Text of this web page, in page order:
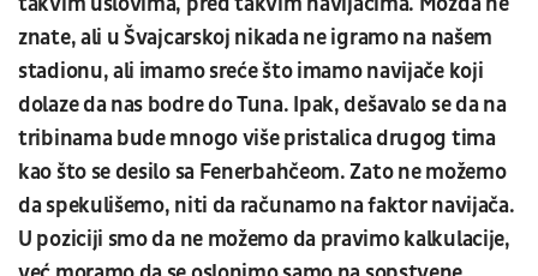
znate, ali u Švajcarskoj nikada ne igramo na našem
stadionu, ali imamo sreće što imamo navijače koji
dolaze da nas bodre do Tuna. Ipak, dešavalo se da na
tribinama bude mnogo više pristalica drugog tima
kao što se desilo sa Fenerbahčeom. Zato ne možemo
da spekulišemo, niti da računamo na faktor navijača.
U poziciji smo da ne možemo da pravimo kalkulacije,